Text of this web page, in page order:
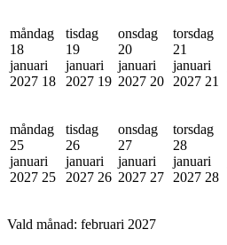
måndag
18
januari
2027 18
tisdag
19
januari
2027 19
onsdag
20
januari
2027 20
torsdag
21
januari
2027 21
måndag
25
januari
2027 25
tisdag
26
januari
2027 26
onsdag
27
januari
2027 27
torsdag
28
januari
2027 28
Vald månad: februari 2027